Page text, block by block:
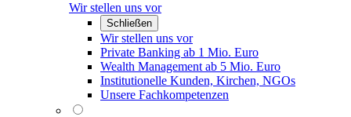
Wir stellen uns vor
Schließen
Wir stellen uns vor
Private Banking ab 1 Mio. Euro
Wealth Management ab 5 Mio. Euro
Institutionelle Kunden, Kirchen, NGOs
Unsere Fachkompetenzen